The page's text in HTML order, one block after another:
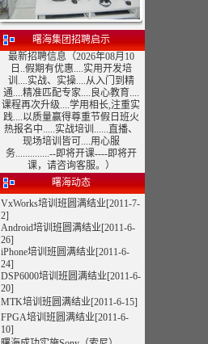
曙海集团招聘启示
最新招聘信息（2026年08月10
日..假期有优惠....实用开发培
训....实战、实操....从入门到精
通....精准匹配专家....良心教育....
课程再次升级....学用相长,注重实
践....以质量赢得尊重节假日班火
热报名中.....实战培训......直播、
现场培训皆可....用心服
务..............--即将开课----即将开
课，请咨询客服。）
曙海动态
VxWorks培训班圆满结业[2011-7-
2]
Android培训班圆满结业[2011-6-
26]
iPhone培训班圆满结业[2011-6-
24]
DSP6000培训班圆满结业[2011-6-
20]
MTK培训班圆满结业[2011-6-15]
FPGA培训班圆满结业[2011-6-
10]